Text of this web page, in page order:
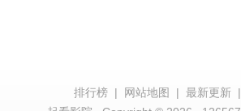
排行榜 | 网站地图 | 最新更新 |